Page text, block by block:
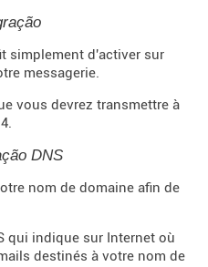
simplement d'activer sur
messagerie.
vous devrez transmettre à
DNS
nom de domaine afin de
qui indique sur Internet où
destinés à votre nom de